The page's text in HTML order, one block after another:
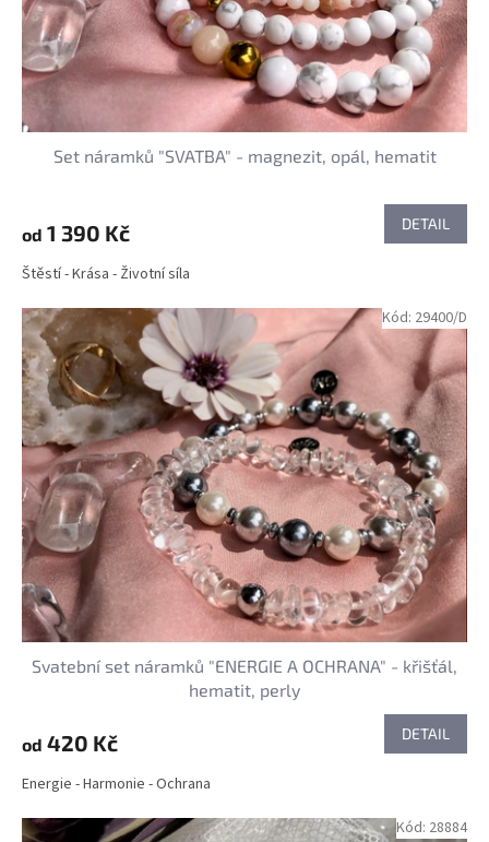
Set náramků "SVATBA" - magnezit, opál, hematit
od 1 390 Kč DETAIL
Štěstí - Krása - Životní síla
Svatební set náramků "ENERGIE A OCHRANA" - křišťál,
hematit, perly
od 420 Kč DETAIL
Energie - Harmonie - Ochrana
Kód: 29400/D
Kód: 28884